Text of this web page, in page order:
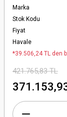
Marka
Stok Kodu
Fiyat
Havale
*39.506,24 TL den
421.765,83 TL